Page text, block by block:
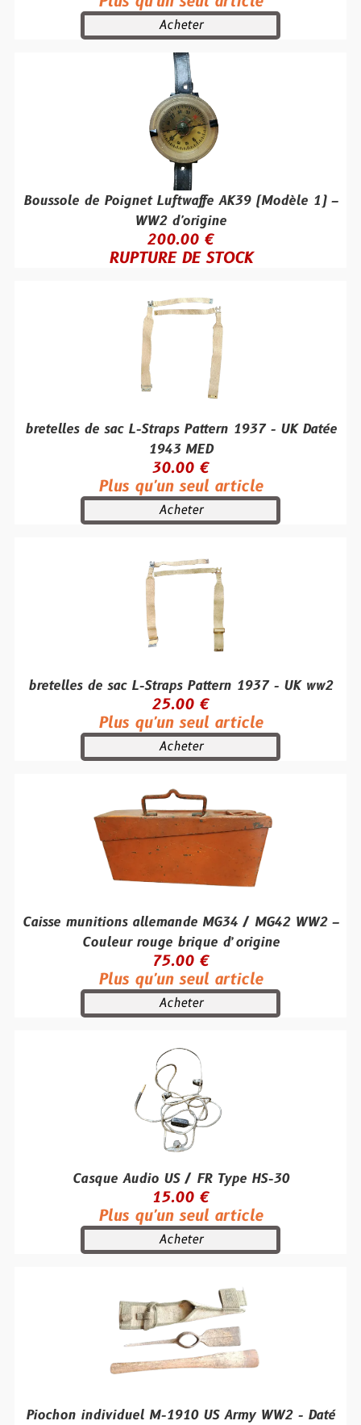
Acheter
Boussole de Poignet Luftwaffe AK39 (Modèle 1) –
WW2 d'origine
200.00 €
RUPTURE DE STOCK
bretelles de sac L-Straps Pattern 1937 - UK Datée
1943 MED
30.00 €
Plus qu'un seul article
Acheter
bretelles de sac L-Straps Pattern 1937 - UK ww2
25.00 €
Plus qu'un seul article
Acheter
Caisse munitions allemande MG34 / MG42 WW2 –
Couleur rouge brique d’origine
75.00 €
Plus qu'un seul article
Acheter
Casque Audio US / FR Type HS-30
15.00 €
Plus qu'un seul article
Acheter
Piochon individuel M-1910 US Army WW2 - Daté